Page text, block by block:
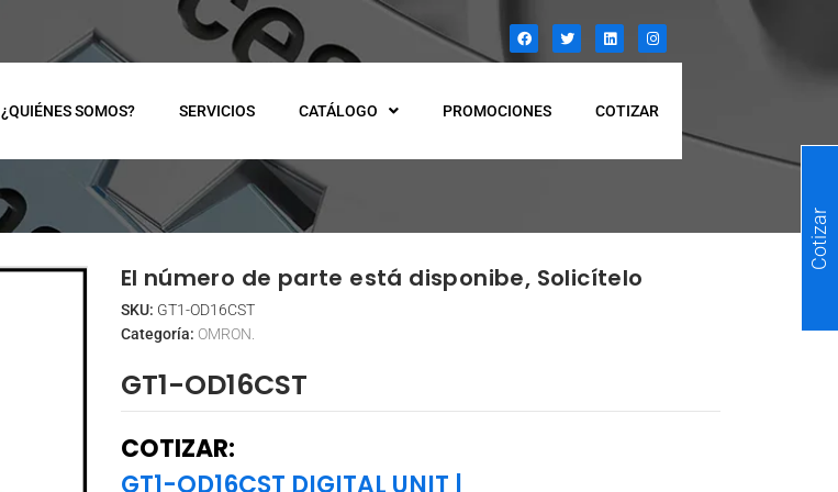
¿QUIÉNES SOMOS? SERVICIOS CATÁLOGO PROMOCIONES COTIZAR
El número de parte está disponibe, Solicítelo
SKU: GT1-OD16CST
Categoría: OMRON.
GT1-OD16CST
COTIZAR:
GT1-OD16CST DIGITAL UNIT |
Cotizar